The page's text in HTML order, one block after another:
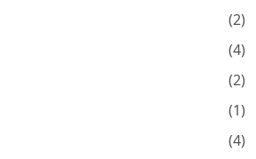
(2)
(4)
(2)
(1)
(4)